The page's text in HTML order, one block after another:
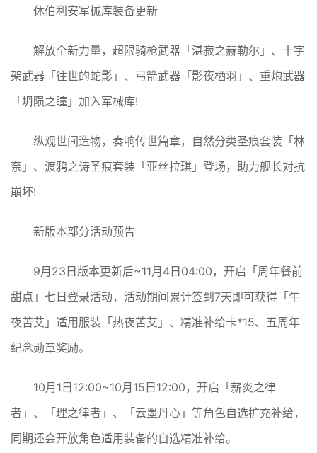
休伯利安军械库装备更新
解放全新力量，超限骑枪武器「湛寂之赫勒尔」、十字
架武器「往世的蛇影」、弓箭武器「影夜栖羽」、重炮武器
「坍陨之瞳」加入军械库!
纵观世间造物，奏响传世篇章，自然分类圣痕套装「林
奈」、渡鸦之诗圣痕套装「亚丝拉琪」登场，助力舰长对抗
崩坏!
新版本部分活动预告
9月23日版本更新后~11月4日04:00，开启「周年餐前
甜点」七日登录活动，活动期间累计签到7天即可获得「午
夜苦艾」适用服装「热夜苦艾」、精准补给卡*15、五周年
纪念勋章奖励。
10月1日12:00~10月15日12:00，开启「薪炎之律
者」、「理之律者」、「云墨丹心」等角色自选扩充补给，
同期还会开放角色适用装备的自选精准补给。